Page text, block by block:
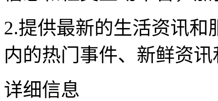
2.提供最新的生活资讯
内的热门事件、新鲜资
详细信息